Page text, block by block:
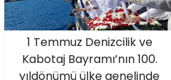
1 Temmuz Denizcilik ve
Kabotaj Bayramı’nın 100.
yıldönümü ülke genelinde